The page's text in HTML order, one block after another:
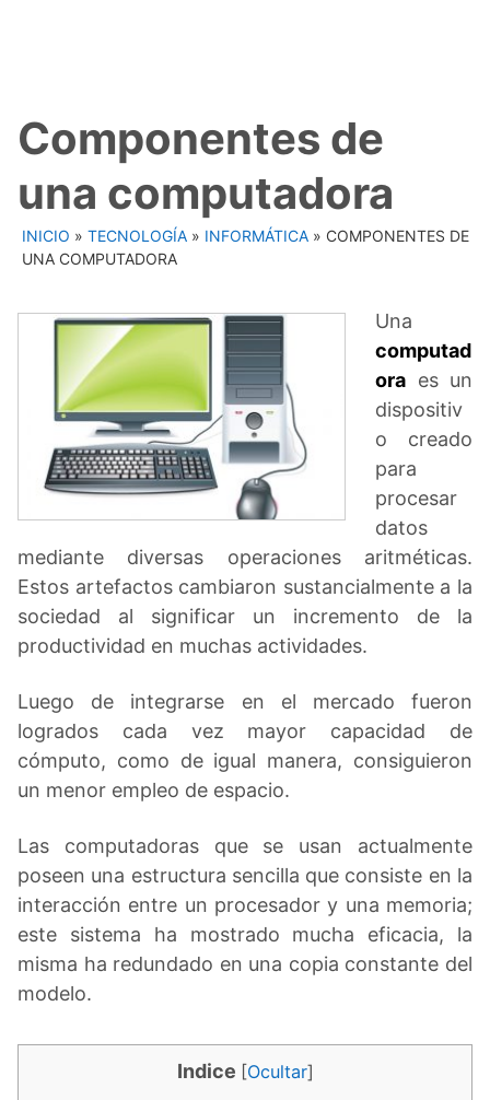
Componentes de
una computadora
INICIO » TECNOLOGÍA » INFORMÁTICA » COMPONENTES DE
UNA COMPUTADORA
Una
computad
ora es un
dispositiv
o creado
para
procesar
datos
mediante diversas operaciones aritméticas.
Estos artefactos cambiaron sustancialmente a la
sociedad al significar un incremento de la
productividad en muchas actividades.
Luego de integrarse en el mercado fueron
logrados cada vez mayor capacidad de
cómputo, como de igual manera, consiguieron
un menor empleo de espacio.
Las computadoras que se usan actualmente
poseen una estructura sencilla que consiste en la
interacción entre un procesador y una memoria;
este sistema ha mostrado mucha eficacia, la
misma ha redundado en una copia constante del
modelo.
Indice [Ocultar]